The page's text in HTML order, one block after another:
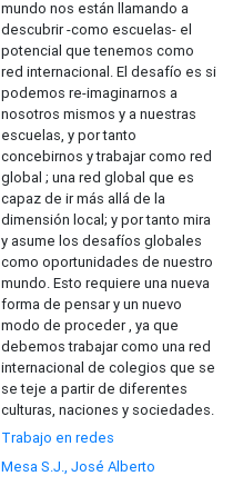
mundo nos están llamando a
descubrir -como escuelas- el
potencial que tenemos como
red internacional. El desafío es si
podemos re-imaginarnos a
nosotros mismos y a nuestras
escuelas, y por tanto
concebirnos y trabajar como red
global ; una red global que es
capaz de ir más allá de la
dimensión local; y por tanto mira
y asume los desafíos globales
como oportunidades de nuestro
mundo. Esto requiere una nueva
forma de pensar y un nuevo
modo de proceder , ya que
debemos trabajar como una red
internacional de colegios que se
se teje a partir de diferentes
culturas, naciones y sociedades.
Trabajo en redes
Mesa S.J., José Alberto